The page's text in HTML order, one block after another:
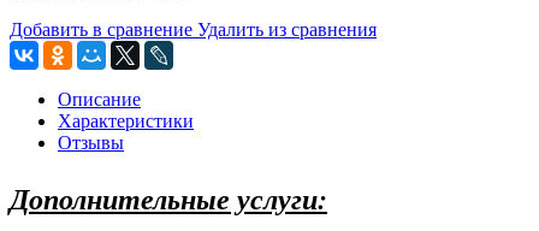
Добавить в сравнение Удалить из сравнения
Описание
Характеристики
Отзывы
Дополнительные услуги: